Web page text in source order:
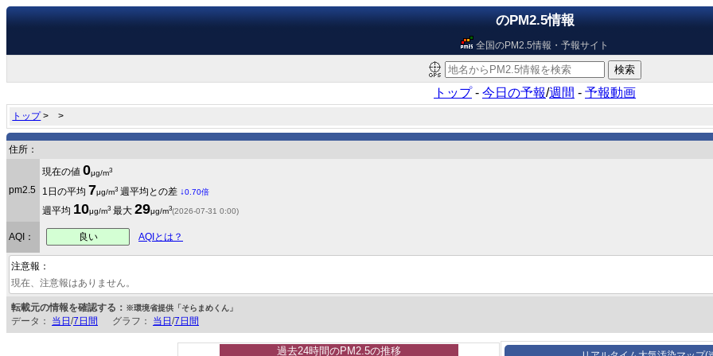
のPM2.5情報
全国のPM2.5情報・予報サイト
トップ- 今日の予報/週間 - 予報動画
トップ> >
住所：
pm2.5
現在の値 0μg/m3
1日の平均 7μg/m3 週平均との差 ↓0.70倍
週平均 10μg/m3 最大 29μg/m3(2026-07-31 0:00)
AQI： 良い AQIとは？
注意報：
現在、注意報はありません。
転載元の情報を確認する： ※環境省提供「そらまめくん」
データ： 当日 /7日間 グラフ： 当日 /7日間
過去24時間のPM2.5の推移